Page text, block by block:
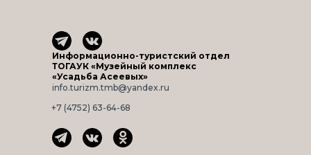
info.turizm.tmb@yandex.ru
Информационно-туристский отдел
ТОГАУК «Музейный комплекс
«Усадьба Асеевых»
+7 (4752) 63-64-68